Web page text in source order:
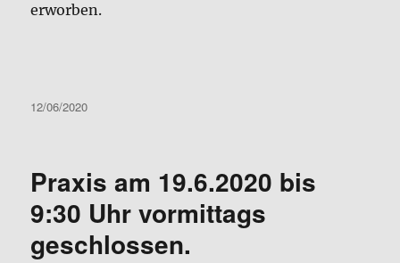
erworben.
Veröffentlicht
12/06/2020
Praxis am 19.6.2020 bis
9:30 Uhr vormittags
geschlossen.